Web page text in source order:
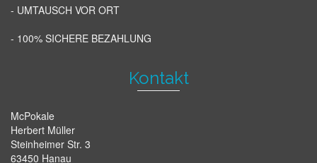
- UMTAUSCH VOR ORT
- 100% SICHERE BEZAHLUNG
Kontakt
McPokale
Herbert Müller
Steinheimer Str. 3
63450 Hanau